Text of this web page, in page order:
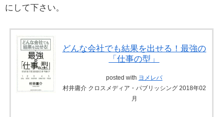
にして下さい。
どんな会社でも結果を出せる！最強の
「仕事の型」
posted with ヨメレバ
村井庸介 クロスメディア・パブリッシング 2018年02
月